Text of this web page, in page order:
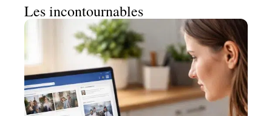
Les incontournables